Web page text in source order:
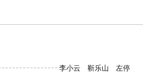
李小云 靳乐山 左停